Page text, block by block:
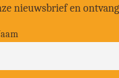
nieuwsbrief en